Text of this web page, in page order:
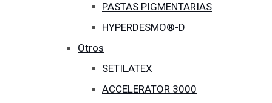
PASTAS PIGMENTARIAS
HYPERDESMO®-D
Otros
SETILATEX
ACCELERATOR 3000